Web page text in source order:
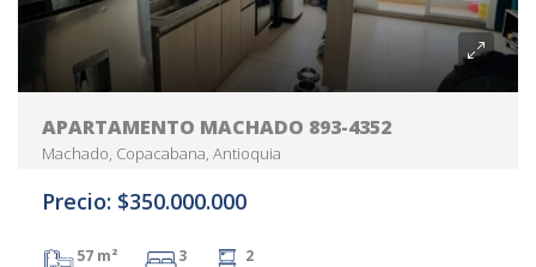
APARTAMENTO MACHADO 893-4352
Machado, Copacabana, Antioquia
Precio: $350.000.000
57 m² 3 2